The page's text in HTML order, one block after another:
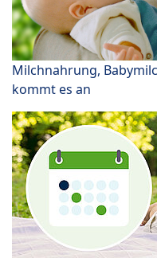
Milchnahrung,
kommt es an